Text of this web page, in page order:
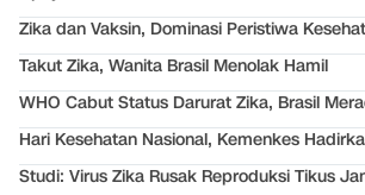
Zika dan Vaksin, Dominasi Peristiwa
Takut Zika, Wanita Brasil Menolak Hamil
WHO Cabut Status Darurat Zika, Brasil
Hari Kesehatan Nasional, Kemenkes
Studi: Virus Zika Rusak Reproduksi Tikus